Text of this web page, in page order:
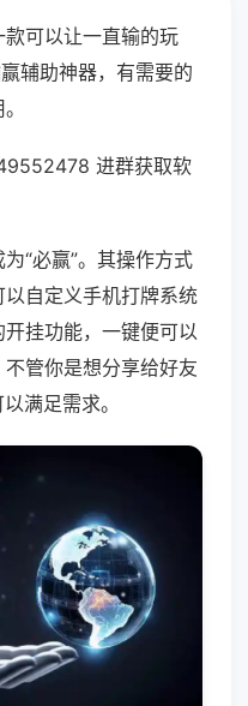
可以让一直输的玩
辅助神器，有需要的
进群获取软
“必赢”。其操作方式
自定义手机打牌系统
挂功能，一键便可以
管你是想分享给好友
满足需求。